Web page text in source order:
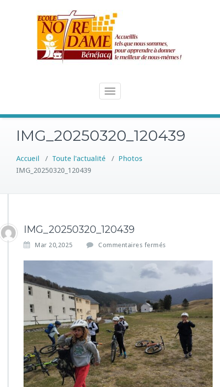
Toggle
IMG_20250320_120439
Accueil / Toute l'actualité / Photos
IMG_20250320_120439
IMG_20250320_120439
Mar 20,2025 Commentaires fermés
G
_
2
0
2
5
0
3
2
0